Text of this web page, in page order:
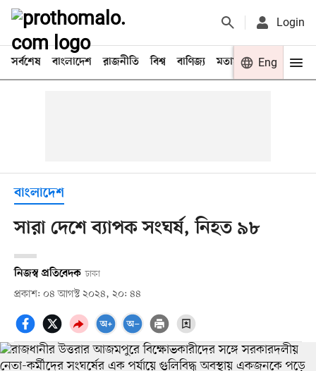
Login
সর্বশেষ বাংলাদেশ রাজনীতি বিশ্ব বাণিজ্য মতামত খেলা
Eng
বাংলাদেশ
সারা দেশে ব্যাপক সংঘর্ষ, নিহত ৯৮
নিজস্ব প্রতিবেদক ঢাকা
প্রকাশ: ০৪ আগস্ট ২০২৪, ২০: ৪৪